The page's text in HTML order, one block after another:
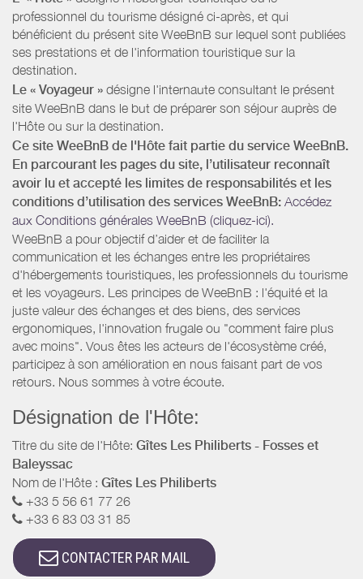
professionnel du tourisme désigné ci-après, et qui
bénéficient du présent site WeeBnB sur lequel sont publiées
ses prestations et de l'information touristique sur la
destination.
Le « Voyageur » désigne l'internaute consultant le présent
site WeeBnB dans le but de préparer son séjour auprès de
l'Hôte ou sur la destination.
Ce site WeeBnB de l'Hôte fait partie du service WeeBnB.
En parcourant les pages du site, l’utilisateur reconnaît
avoir lu et accepté les limites de responsabilités et les
conditions d’utilisation des services WeeBnB: Accédez
aux Conditions générales WeeBnB (cliquez-ici).
WeeBnB a pour objectif d’aider et de faciliter la
communication et les échanges entre les propriétaires
d'hébergements touristiques, les professionnels du tourisme
et les voyageurs. Les principes de WeeBnB : l'équité et la
juste valeur des échanges et des biens, des services
ergonomiques, l'innovation frugale ou "comment faire plus
avec moins". Vous êtes les acteurs de l'écosystème créé,
participez à son amélioration en nous faisant part de vos
retours. Nous sommes à votre écoute.
Désignation de l'Hôte:
Titre du site de l'Hôte: Gîtes Les Philiberts - Fosses et
Baleyssac
Nom de l'Hôte : Gîtes Les Philiberts
+33 5 56 61 77 26
+33 6 83 03 31 85
CONTACTER PAR MAIL